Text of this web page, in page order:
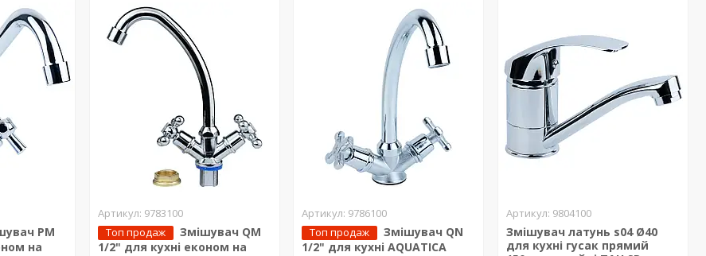
PM
на
9783100
Топ продаж
Змішувач QM
1/2" для кухні економ на
9786100
Топ продаж
Змішувач QN
1/2" для кухні AQUATICA
9804100
Змішувач латунь s04 Ø40
для кухні гусак прямий